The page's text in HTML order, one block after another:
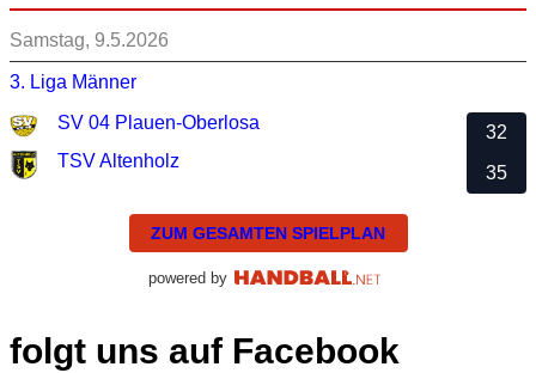
Samstag, 9.5.2026
3. Liga Männer
SV 04 Plauen-Oberlosa
TSV Altenholz
32
35
ZUM GESAMTEN SPIELPLAN
powered by
folgt uns auf Facebook